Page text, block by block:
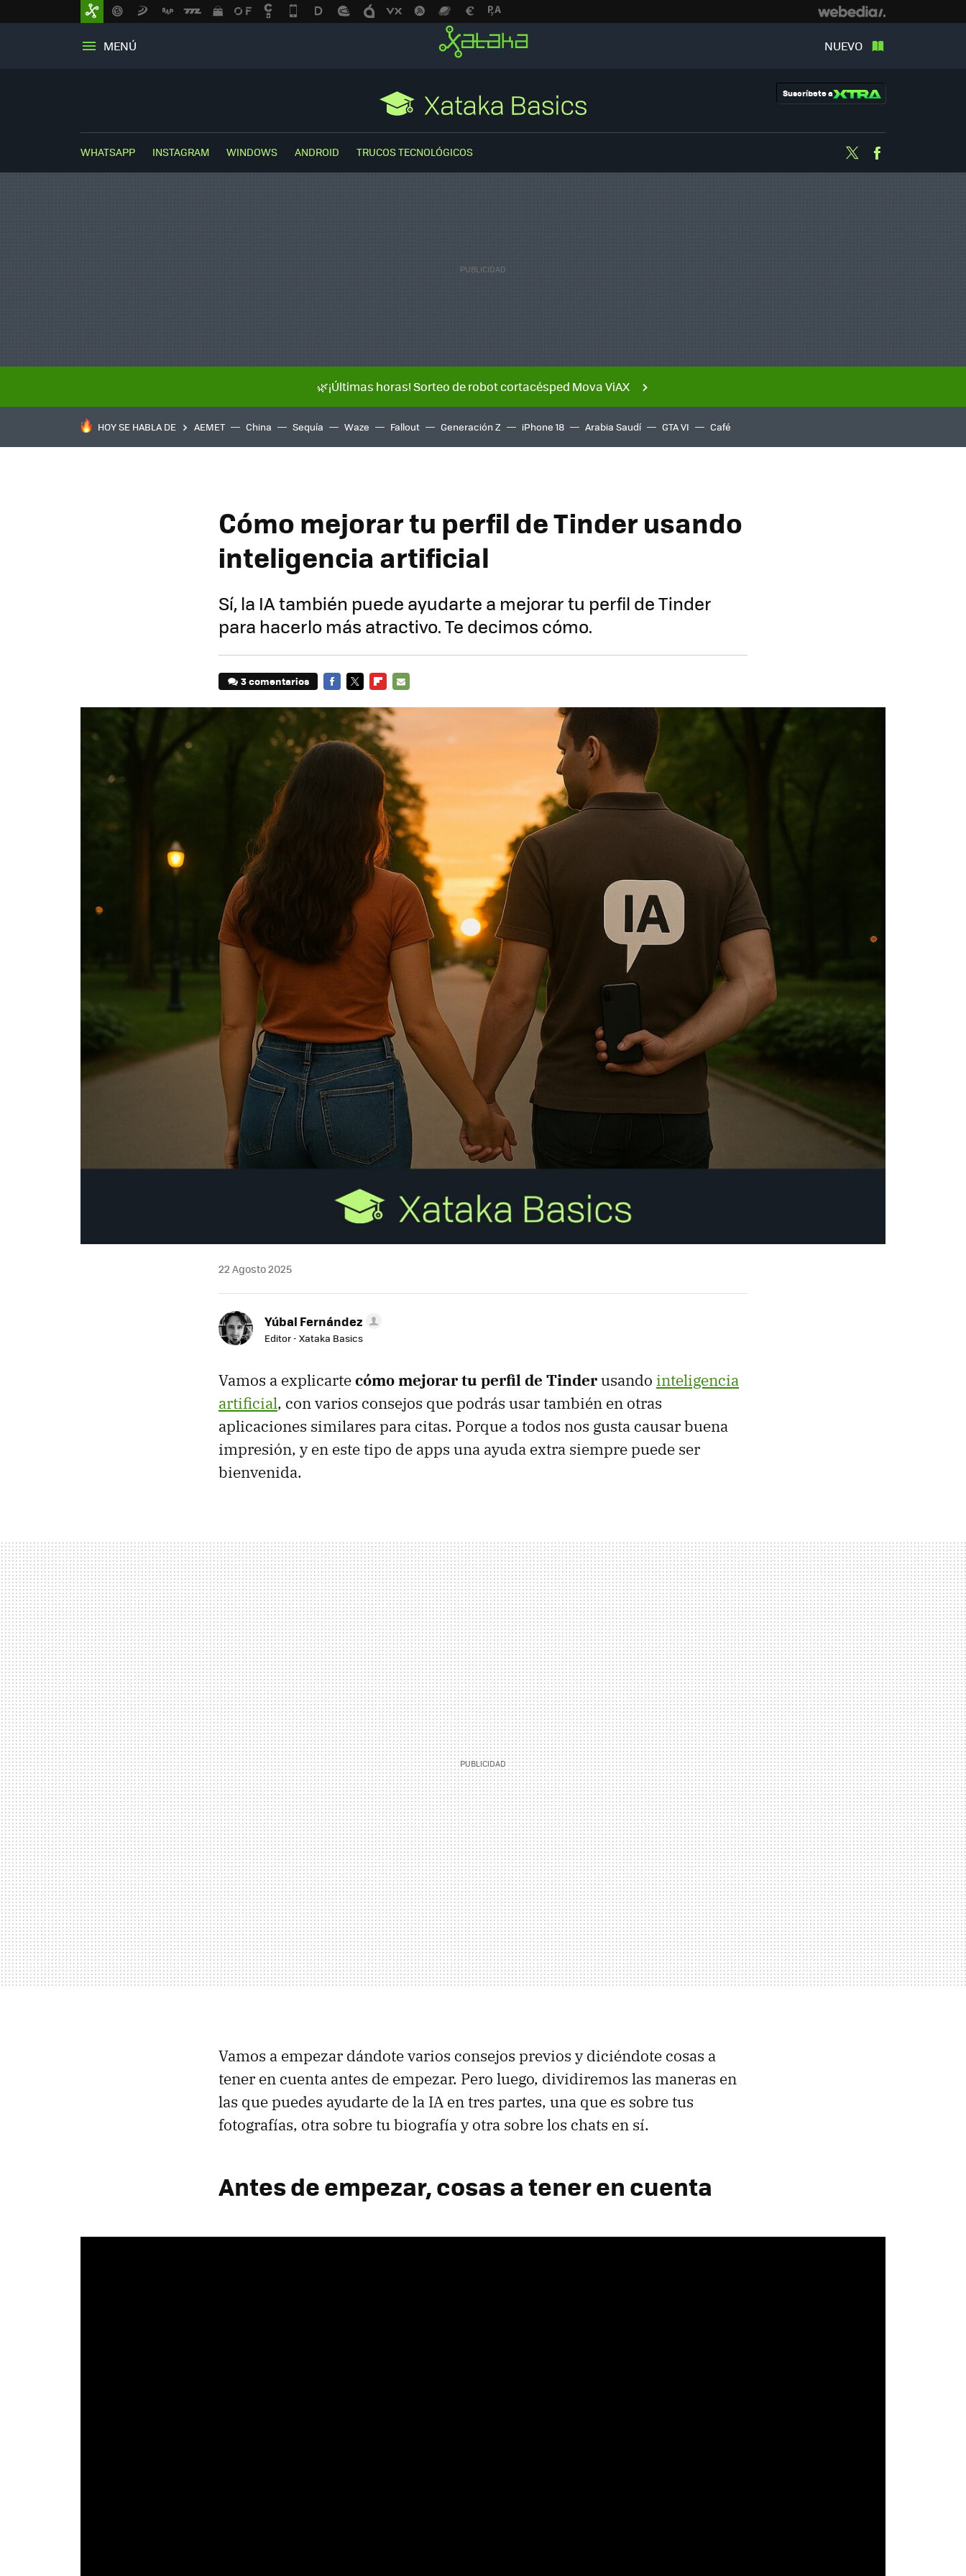
MENÚ NUEVO
Suscríbete a
WHATSAPP INSTAGRAM WINDOWS ANDROID TRUCOS TECNOLÓGICOS Twitter
🌿¡Últimas horas! Sorteo de robot cortacésped Mova ViAX
HOY SE HABLA DE AEMET China Sequía Waze Fallout Generación Z iPhone 18 Arabia Saudí GTA VI Café
Cómo mejorar tu perfil de Tinder usando
inteligencia artificial
Sí, la IA también puede ayudarte a mejorar tu perfil de Tinder
para hacerlo más atractivo. Te decimos cómo.
3 comentarios
MAIL
22 Agosto 2025
Yúbal Fernández
Editor - Xataka Basics
Vamos a explicartecómo mejorar tu perfil de Tinderusando inteligencia
artificial, con varios consejos que podrás usar también en otras
aplicaciones similares para citas. Porque a todos nos gusta causar buena
impresión, y en este tipo de apps una ayuda extra siempre puede ser
bienvenida.
Vamos a empezar dándote varios consejos previos y diciéndote cosas a
tener en cuenta antes de empezar. Pero luego, dividiremos las maneras en
las que puedes ayudarte de la IA en tres partes, una que es sobre tus
fotografías, otra sobre tu biografía y otra sobre los chats en sí.
Antes de empezar, cosas a tener en cuenta